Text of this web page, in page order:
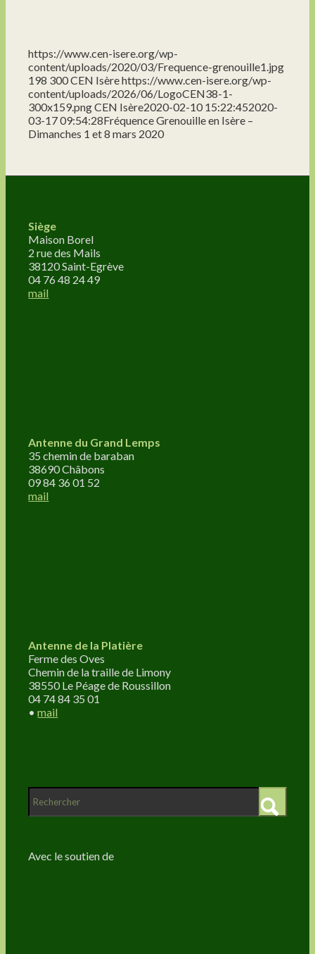
https://www.cen-isere.org/wp-
content/uploads/2020/03/Frequence-grenouille1.jpg
198 300CEN Isèrehttps://www.cen-isere.org/wp-
content/uploads/2026/06/LogoCEN38-1-
300x159.pngCEN Isère2020-02-10 15:22:452020-
03-17 09:54:28Fréquence Grenouille en Isère –
Dimanches 1 et 8 mars 2020
Siège
Maison Borel
2 rue des Mails
38120 Saint-Egrève
04 76 48 24 49
mail
Antenne du Grand Lemps
35 chemin de baraban
38690 Châbons
09 84 36 01 52
mail
Antenne de la Platière
Ferme des Oves
Chemin de la traille de Limony
38550 Le Péage de Roussillon
04 74 84 35 01
•mail
Avec le soutien de